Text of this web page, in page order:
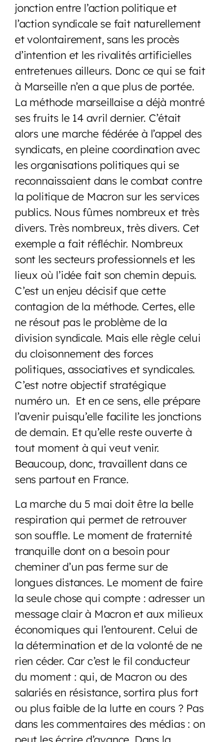
jonction entre l’action politique et
l’action syndicale se fait naturellement
et volontairement, sans les procès
d’intention et les rivalités artificielles
entretenues ailleurs. Donc ce qui se fait
à Marseille n’en a que plus de portée.
La méthode marseillaise a déjà montré
ses fruits le 14 avril dernier. C’était
alors une marche fédérée à l’appel des
syndicats, en pleine coordination avec
les organisations politiques qui se
reconnaissaient dans le combat contre
la politique de Macron sur les services
publics. Nous fûmes nombreux et très
divers. Très nombreux, très divers. Cet
exemple a fait réfléchir. Nombreux
sont les secteurs professionnels et les
lieux où l’idée fait son chemin depuis.
C’est un enjeu décisif que cette
contagion de la méthode. Certes, elle
ne résout pas le problème de la
division syndicale. Mais elle règle celui
du cloisonnement des forces
politiques, associatives et syndicales.
C’est notre objectif stratégique
numéro un. Et en ce sens, elle prépare
l’avenir puisqu’elle facilite les jonctions
de demain. Et qu’elle reste ouverte à
tout moment à qui veut venir.
Beaucoup, donc, travaillent dans ce
sens partout en France.
La marche du 5 mai doit être la belle
respiration qui permet de retrouver
son souffle. Le moment de fraternité
tranquille dont on a besoin pour
cheminer d’un pas ferme sur de
longues distances. Le moment de faire
la seule chose qui compte : adresser un
message clair à Macron et aux milieux
économiques qui l’entourent. Celui de
la détermination et de la volonté de ne
rien céder. Car c’est le fil conducteur
du moment : qui, de Macron ou des
salariés en résistance, sortira plus fort
ou plus faible de la lutte en cours ? Pas
dans les commentaires des médias : on
peut les écrire d’avance. Dans la